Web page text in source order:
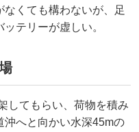
くても構わないが、足
テリーが虚しい。
してもらい、荷物を積み
沖へと向かい水深45mの